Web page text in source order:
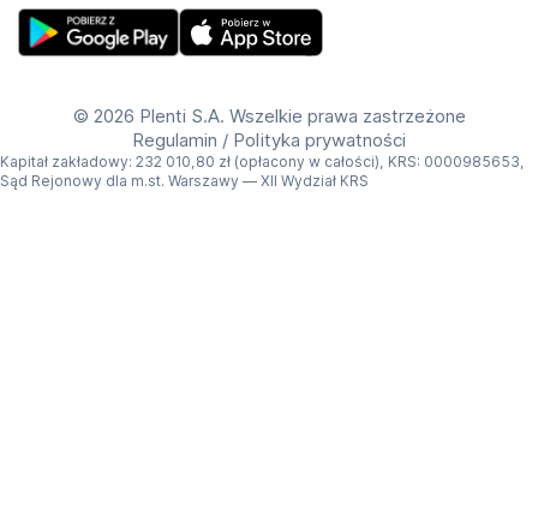
© 2026 Plenti S.A. Wszelkie prawa zastrzeżone
Regulamin / Polityka prywatności
Kapitał zakładowy: 232 010,80 zł (opłacony w całości), KRS: 0000985653,
Sąd Rejonowy dla m.st. Warszawy — XII Wydział KRS